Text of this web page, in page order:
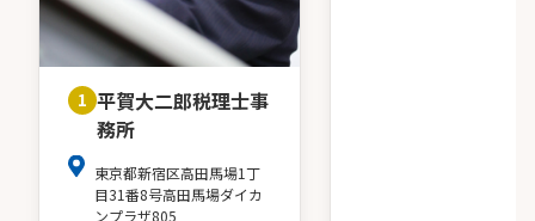
1 平賀大二郎税理士事
務所
東京都新宿区高田馬場1丁
目31番8号高田馬場ダイカ
ンプラザ805